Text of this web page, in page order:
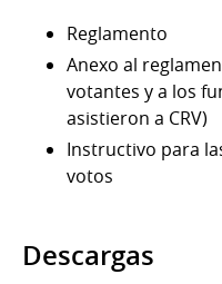
Reglamento
Anexo al
votantes y a los
asistieron a CRV)
Instructivo para
votos
Descargas